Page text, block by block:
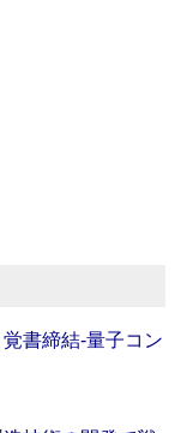
書締結‐量子コン